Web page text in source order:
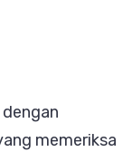
memeriksa